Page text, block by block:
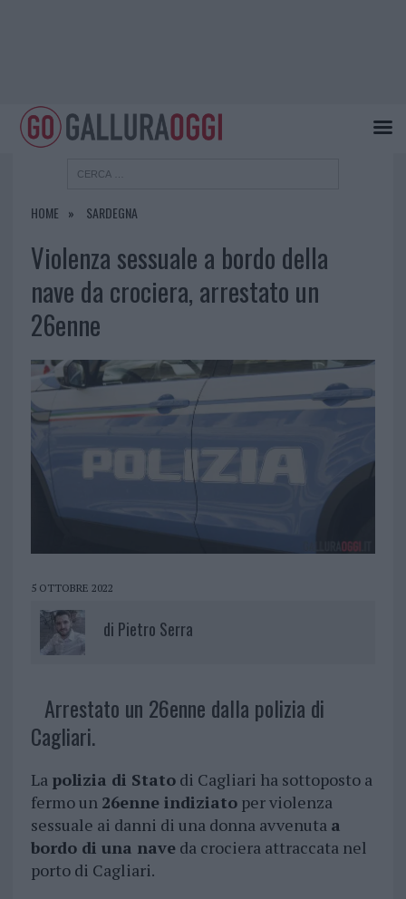
HOME SARDEGNA
Violenza sessuale a bordo della
nave da crociera, arrestato un
26enne
5 OTTOBRE 2022
di Pietro Serra
Arrestato un 26enne dalla polizia di
Cagliari.
La polizia di Statodi Cagliari ha sottoposto a
fermo un 26enne indiziatoper violenza
sessuale ai danni di una donna avvenuta a
bordo di una naveda crociera attraccata nel
porto di Cagliari.